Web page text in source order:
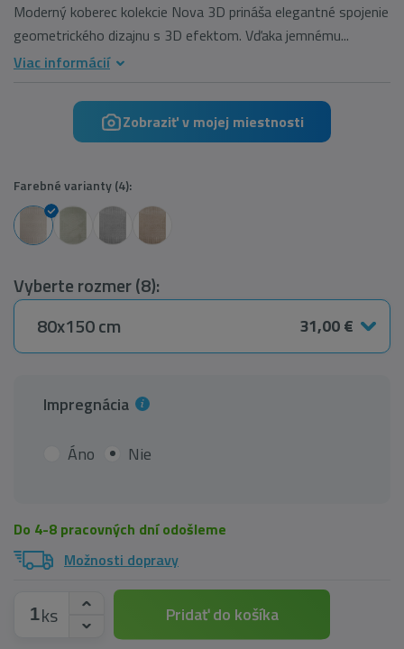
Moderný koberec kolekcie Nova 3D prináša elegantné spojenie
geometrického dizajnu s 3D efektom. Vďaka jemnému...
Viac informácií
Zobraziť v mojej miestnosti
Farebné varianty (4):
Vyberte rozmer (8):
80x150 cm
31,00 €
Impregnácia
Áno Nie
Do 4-8 pracovných dní odošleme
Možnosti dopravy
ks Pridať do košíka